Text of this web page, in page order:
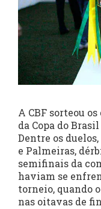
A CBF sorteou
da Copa do
Dentre os
e Palmeiras,
semifinais da
haviam se
torneio, quando
nas oitavas de